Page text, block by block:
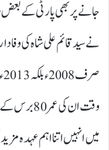
جانے پر بھی پارٹی کے بعض
نے سید قائم علی شاہ کی
وقت ان
میں انہیں اتنا اہم عہدہ